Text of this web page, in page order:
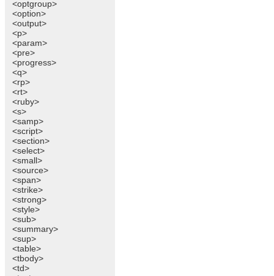
<optgroup>
<option>
<output>
<p>
<param>
<pre>
<progress>
<q>
<rp>
<rt>
<ruby>
<s>
<samp>
<script>
<section>
<select>
<small>
<source>
<span>
<strike>
<strong>
<style>
<sub>
<summary>
<sup>
<table>
<tbody>
<td>